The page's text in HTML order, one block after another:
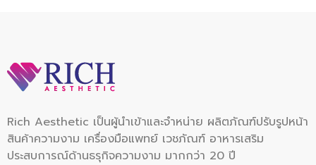
Rich Aesthetic เป็นผู้นำเข้าและจำหน่าย ผลิตภัณฑ์ปรับรูปหน้า
สินค้าความงาม เครื่องมือแพทย์ เวชภัณฑ์ อาหารเสริม
ประสบการณ์ด้านธรุกิจความงาม มากกว่า 20 ปี